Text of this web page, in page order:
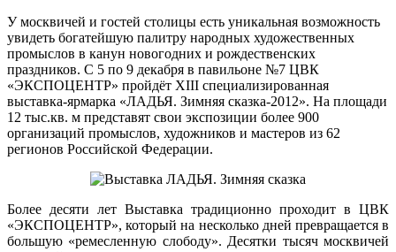
У москвичей и гостей столицы есть уникальная возможность
увидеть богатейшую палитру народных художественных
промыслов в канун новогодних и рождественских
праздников. С 5 по 9 декабря в павильоне №7 ЦВК
«ЭКСПОЦЕНТР» пройдёт XIII специализированная
выставка-ярмарка «ЛАДЬЯ. Зимняя сказка-2012». На площади
12 тыс.кв. м представят свои экспозиции более 900
организаций промыслов, художников и мастеров из 62
регионов Российской Федерации.
Более десяти лет Выставка традиционно проходит в ЦВК
«ЭКСПОЦЕНТР», который на несколько дней превращается в
большую «ремесленную слободу». Десятки тысяч москвичей